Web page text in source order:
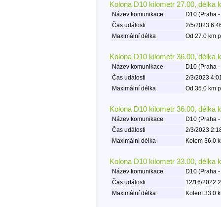
Kolona D10 kilometr 27.00, délka
Název komunikace
D10 (Praha
Čas události
2/5/2023
Maximální délka
Od 27.0 km
Kolona D10 kilometr 36.00, délka
Název komunikace
D10 (Praha
Čas události
2/3/2023
Maximální délka
Od 35.0 km
Kolona D10 kilometr 36.00, délka
Název komunikace
D10 (Praha
Čas události
2/3/2023
Maximální délka
Kolem 36.0
Kolona D10 kilometr 33.00, délka
Název komunikace
D10 (Praha
Čas události
12/16/2022
Maximální délka
Kolem 33.0